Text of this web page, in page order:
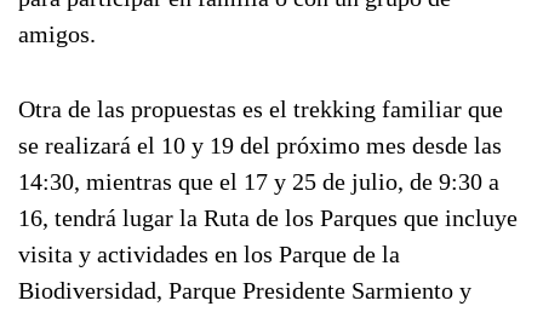
amigos.
Otra de las propuestas es el trekking familiar que
se realizará el 10 y 19 del próximo mes desde las
14:30, mientras que el 17 y 25 de julio, de 9:30 a
16, tendrá lugar la Ruta de los Parques que incluye
visita y actividades en los Parque de la
Biodiversidad, Parque Presidente Sarmiento y